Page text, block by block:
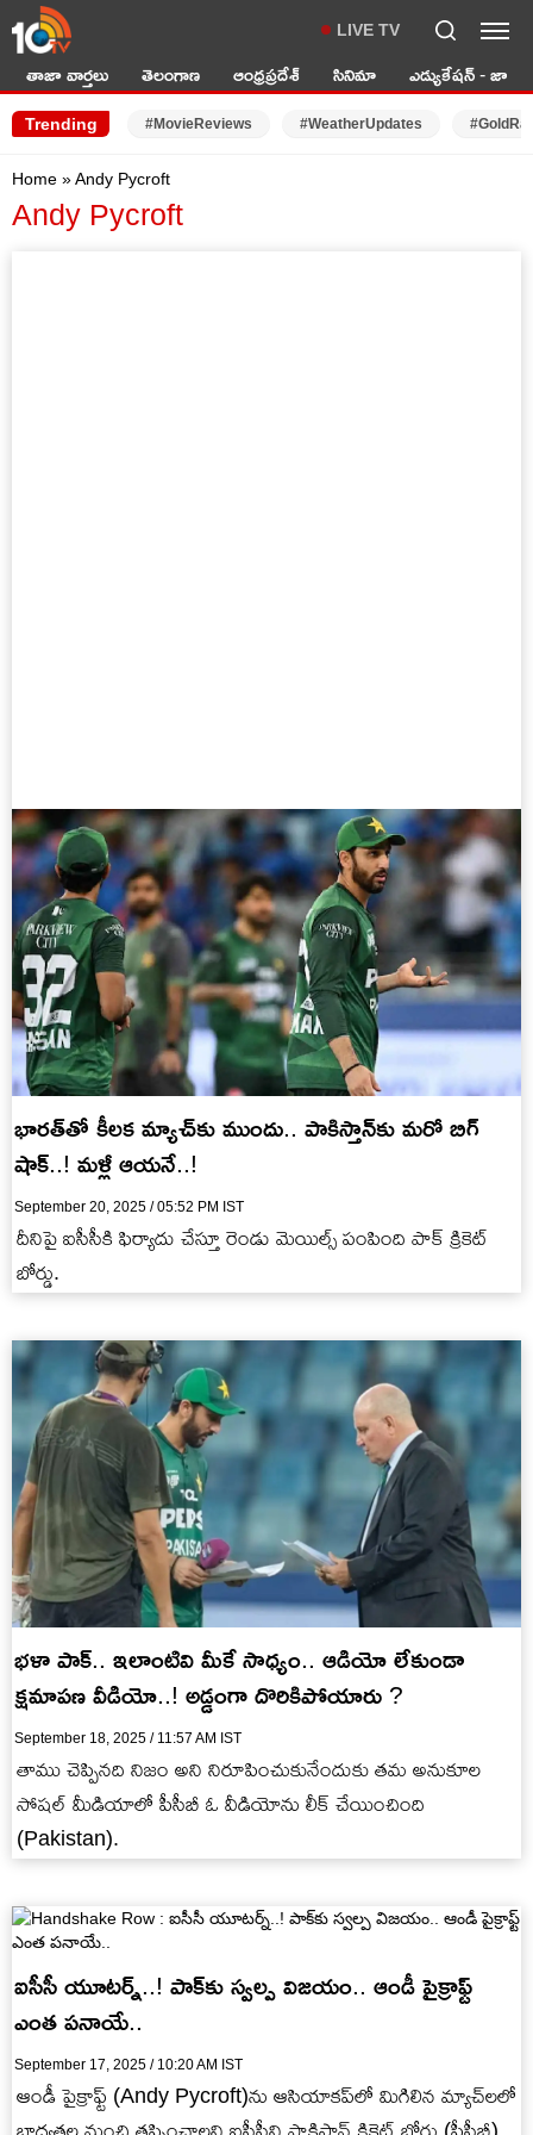
LIVE TV
తాజా వార్తలు తెలంగాణ ఆంధ్రప్రదేశ్ సినిమా ఎడ్యుకేషన్ - జాబ్స్
Trending #MovieReviews #WeatherUpdates
Home »Andy Pycroft
Andy Pycroft
భారత్‌తో కీలక మ్యాచ్‌కు ముందు.. పాకిస్తాన్‌కు మరో బిగ్
షాక్..! మళ్లీ ఆయనే..!
September 20, 2025 / 05:52 PM IST
దీనిపై ఐసీసీకి ఫిర్యాదు చేస్తూ రెండు మెయిల్స్ పంపింది పాక్ క్రికెట్
బోర్డు.
భ‌ళా పాక్‌.. ఇలాంటివి మీకే సాధ్యం.. ఆడియో లేకుండా
క్ష‌మాప‌ణ వీడియో..! అడ్డంగా దొరికిపోయారు ?
September 18, 2025 / 11:57 AM IST
తాము చెప్పిన‌ది నిజం అని నిరూపించుకునేందుకు త‌మ అనుకూల
సోష‌ల్ మీడియాలో పీసీబీ ఓ వీడియోను లీక్ చేయించింది
(Pakistan).
ఐసీసీ యూటర్న్‌..! పాక్‌కు స్వ‌ల్ప విజ‌యం.. ఆండీ పైక్రాఫ్ట్‌
ఎంత ప‌నాయే..
September 17, 2025 / 10:20 AM IST
ఆండీ పైక్రాఫ్ట్‌ (Andy Pycroft)ను ఆసియాక‌ప్‌లో మిగిలిన మ్యాచ్‌ల‌లో
బాధ్య‌త‌ల నుంచి త‌ప్పించాల‌ని ఐసీసీని పాకిస్తాన్ క్రికెట్ బోర్డు (పీసీబీ)